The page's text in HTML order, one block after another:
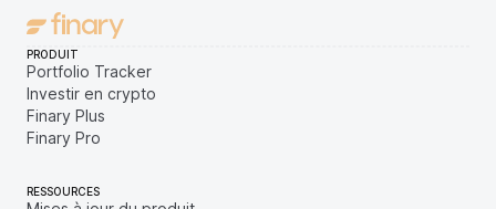
PRODUIT
Portfolio Tracker
Investir en crypto
Finary Plus
Finary Pro
RESSOURCES